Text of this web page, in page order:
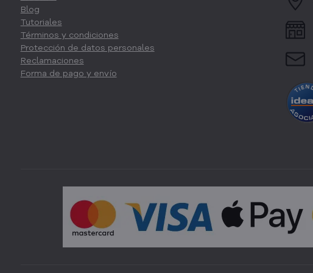
Blog
Tutoriales
Términos y condiciones
Protección de datos personales
Reclamaciones
Forma de pago y envío